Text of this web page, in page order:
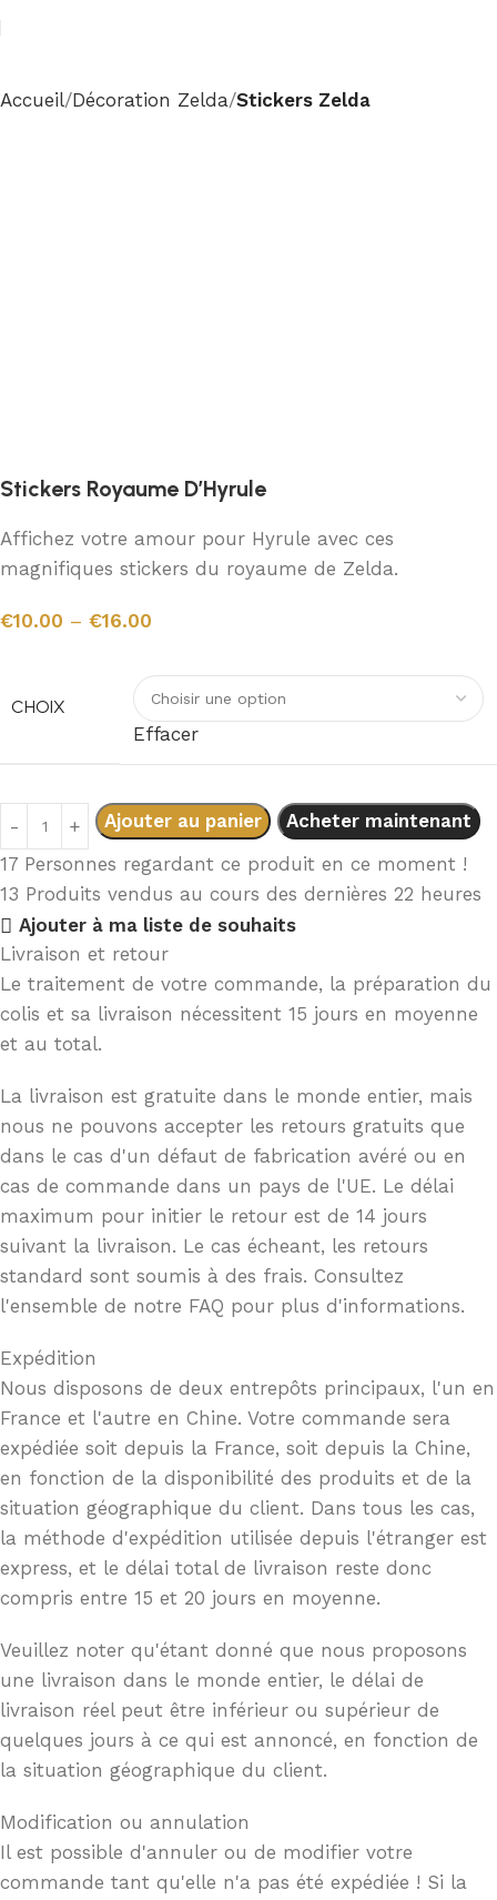
Accueil Décoration Zelda Stickers Zelda
Stickers Royaume D’Hyrule
Affichez votre amour pour Hyrule avec ces
magnifiques stickers du royaume de Zelda.
€10.00 – €16.00
CHOIX
Effacer
Ajouter au panier
Acheter maintenant
17 Personnes regardant ce produit en ce moment !
13 Produits vendus au cours des dernières 22 heures
Ajouter à ma liste de souhaits
Livraison et retour
Le traitement de votre commande, la préparation du
colis et sa livraison nécessitent 15 jours en moyenne
et au total.
La livraison est gratuite dans le monde entier, mais
nous ne pouvons accepter les retours gratuits que
dans le cas d'un défaut de fabrication avéré ou en
cas de commande dans un pays de l'UE. Le délai
maximum pour initier le retour est de 14 jours
suivant la livraison. Le cas écheant, les retours
standard sont soumis à des frais. Consultez
l'ensemble de notre FAQ pour plus d'informations.
Expédition
Nous disposons de deux entrepôts principaux, l'un en
France et l'autre en Chine. Votre commande sera
expédiée soit depuis la France, soit depuis la Chine,
en fonction de la disponibilité des produits et de la
situation géographique du client. Dans tous les cas,
la méthode d'expédition utilisée depuis l'étranger est
express, et le délai total de livraison reste donc
compris entre 15 et 20 jours en moyenne.
Veuillez noter qu'étant donné que nous proposons
une livraison dans le monde entier, le délai de
livraison réel peut être inférieur ou supérieur de
quelques jours à ce qui est annoncé, en fonction de
la situation géographique du client.
Modification ou annulation
Il est possible d'annuler ou de modifier votre
commande tant qu'elle n'a pas été expédiée ! Si la